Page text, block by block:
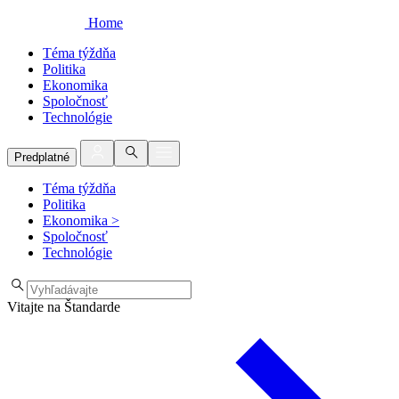
Home
Téma týždňa
Politika
Ekonomika
Spoločnosť
Technológie
Predplatné
Téma týždňa
Politika
Ekonomika >
Spoločnosť
Technológie
Vitajte na Štandarde